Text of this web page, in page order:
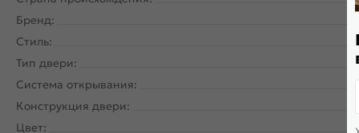
Бренд:
Стиль:
Тип двери:
Система открывания:
Конструкция двери:
Цвет: